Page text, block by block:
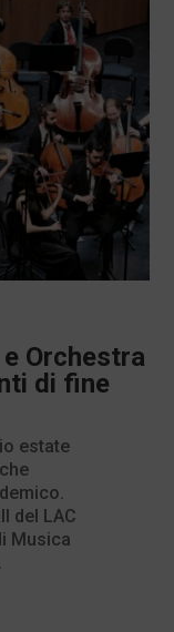
Orchestra
di fine
estate
del LAC
Musica